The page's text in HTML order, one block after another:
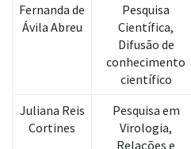
Fernanda de
Ávila Abreu
Pesquisa
Científica,
Difusão de
conhecimento
científico
Juliana Reis
Cortines
Pesquisa em
Virologia,
Relações e